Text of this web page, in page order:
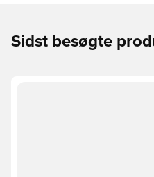
Sidst besøgte